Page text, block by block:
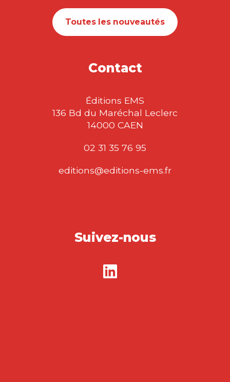
Toutes les nouveautés
Contact
Éditions EMS
136 Bd du Maréchal Leclerc
14000 CAEN
02 31 35 76 95
editions@editions-ems.fr
Suivez-nous